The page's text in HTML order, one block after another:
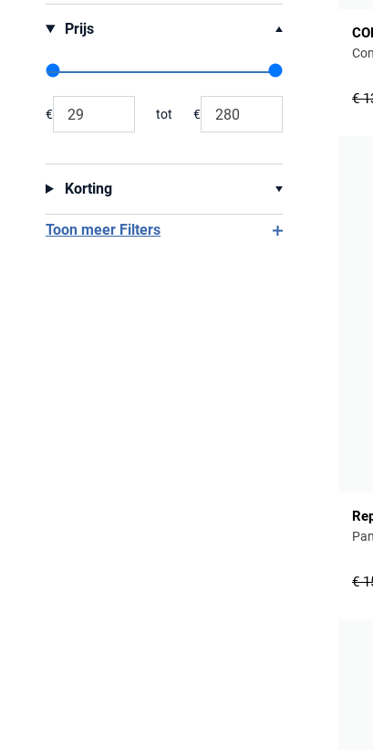
Prijs
Range slider min value
Range slider max value
€
tot
€
Korting
Toon meer Filters
€
€